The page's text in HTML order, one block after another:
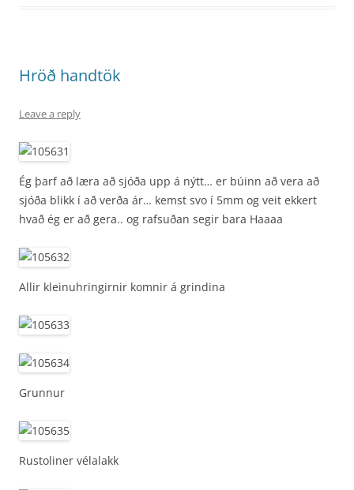
Hröð handtök
Leave a reply
Ég þarf að læra að sjóða upp á nýtt… er búinn að vera að
sjóða blikk í að verða ár… kemst svo í 5mm og veit ekkert
hvað ég er að gera.. og rafsuðan segir bara Haaaa
Allir kleinuhringirnir komnir á grindina
Grunnur
Rustoliner vélalakk